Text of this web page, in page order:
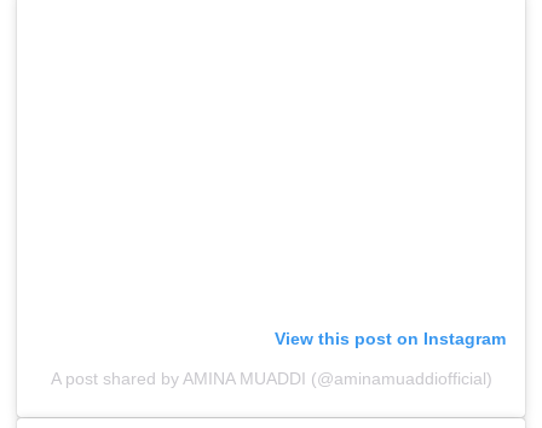
View this post on Instagram
A post shared by AMINA MUADDI (@aminamuaddiofficial)